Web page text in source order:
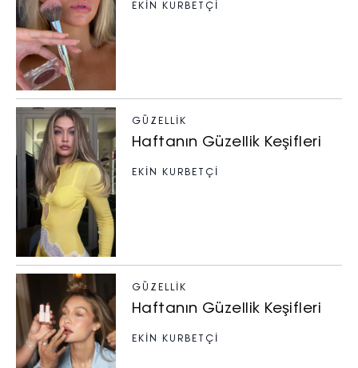
EKİN KURBETÇİ
GÜZELLIK
Haftanın Güzellik Keşifleri
EKİN KURBETÇİ
GÜZELLIK
Haftanın Güzellik Keşifleri
EKİN KURBETÇİ